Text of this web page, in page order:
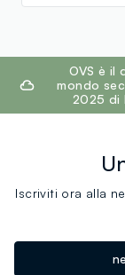
footer.ariatitleOVS è il
mondo
2025 di
Iscriviti ora alla